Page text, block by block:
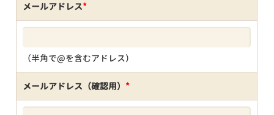
メールアドレス*
（半角で@を含むアドレス）
メールアドレス（確認用） *